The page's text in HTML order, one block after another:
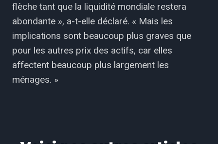
flèche tant que la liquidité mondiale restera
abondante », a-t-elle déclaré. « Mais les
implications sont beaucoup plus graves que
pour les autres prix des actifs, car elles
affectent beaucoup plus largement les
ménages. »